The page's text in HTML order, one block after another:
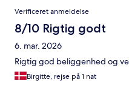
Verificeret anmeldelse
8/10 Rigtig godt
6. mar. 2026
Rigtig god beliggenhed og
Birgitte, rejse på 1 nat